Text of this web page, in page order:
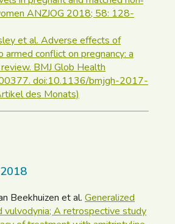
ANZJOG 2018; 58: 128-
et al. Adverse effects of
armed conflict on pregnancy: a
BMJ Glob Health
doi:10.1136/bmjgh-2017-
des Monats)
Beekhuizen et al. Generalized
vulvodynia; A retrospective study